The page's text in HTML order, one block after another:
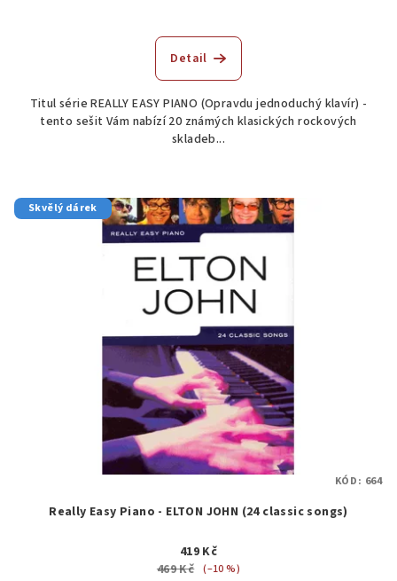
Detail
Titul série REALLY EASY PIANO (Opravdu jednoduchý klavír) -
tento sešit Vám nabízí 20 známých klasických rockových
skladeb...
Skvělý dárek
Really Easy Piano - ELTON JOHN (24 classic songs)
419 Kč
469 Kč (–10 %)
KÓD: 664